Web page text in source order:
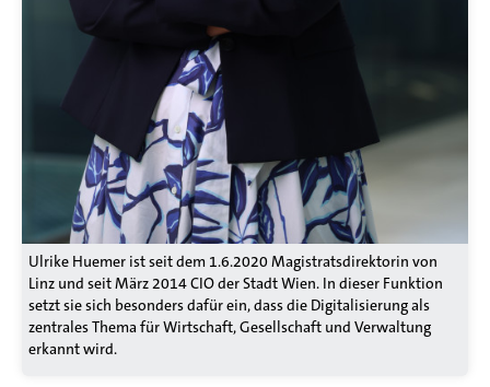
Ulrike Huemer ist seit dem 1.6.2020 Magistratsdirektorin von
Linz und seit März 2014 CIO der Stadt Wien. In dieser Funktion
setzt sie sich besonders dafür ein, dass die Digitalisierung als
zentrales Thema für Wirtschaft, Gesellschaft und Verwaltung
erkannt wird.